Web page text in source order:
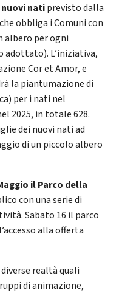
natiprevisto dalla
obbliga i Comuni con
albero per ogni
L’iniziativa,
Cor et Amor, e
la piantumazione di
per i nati nel
2025, in totale 628.
dei nuovi nati ad
di un piccolo albero
il Parco della
con una serie di
Sabato 16 il parco
alla offerta
realtà quali
di animazione,